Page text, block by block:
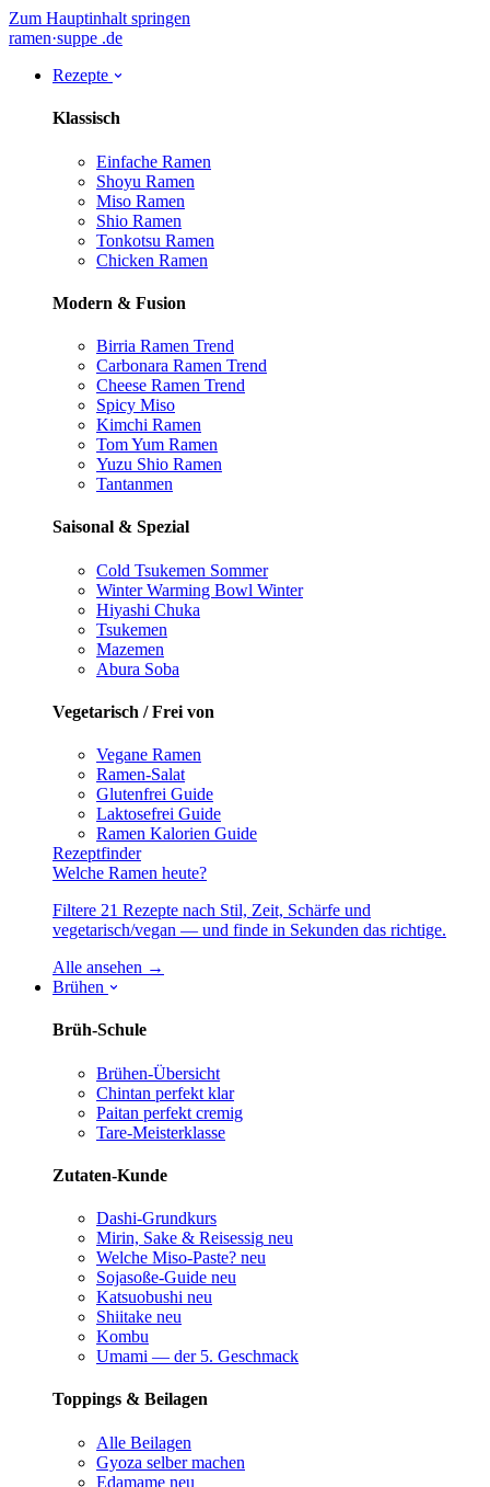
Zum Hauptinhalt springen
ramen·suppe .de
Rezepte
Klassisch
Einfache Ramen
Shoyu Ramen
Miso Ramen
Shio Ramen
Tonkotsu Ramen
Chicken Ramen
Modern & Fusion
Birria Ramen Trend
Carbonara Ramen Trend
Cheese Ramen Trend
Spicy Miso
Kimchi Ramen
Tom Yum Ramen
Yuzu Shio Ramen
Tantanmen
Saisonal & Spezial
Cold Tsukemen Sommer
Winter Warming Bowl Winter
Hiyashi Chuka
Tsukemen
Mazemen
Abura Soba
Vegetarisch / Frei von
Vegane Ramen
Ramen-Salat
Glutenfrei Guide
Laktosefrei Guide
Ramen Kalorien Guide
Rezeptfinder
Welche Ramen heute?
Filtere 21 Rezepte nach Stil, Zeit, Schärfe und
vegetarisch/vegan — und finde in Sekunden das richtige.
Alle ansehen →
Brühen
Brüh-Schule
Brühen-Übersicht
Chintan perfekt klar
Paitan perfekt cremig
Tare-Meisterklasse
Zutaten-Kunde
Dashi-Grundkurs
Mirin, Sake & Reisessig neu
Welche Miso-Paste? neu
Sojasoße-Guide neu
Katsuobushi neu
Shiitake neu
Kombu
Umami — der 5. Geschmack
Toppings & Beilagen
Alle Beilagen
Gyoza selber machen
Edamame neu